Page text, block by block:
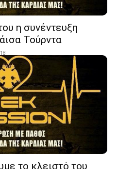
η συνέντευξη
Τούρντα
το κλειστό του